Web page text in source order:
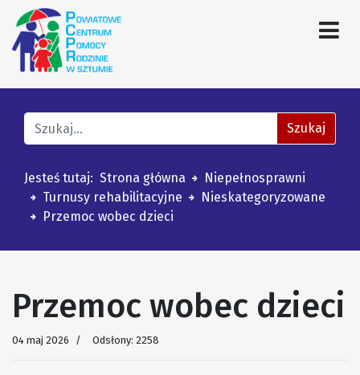
Jesteś tutaj: Strona główna
Niepełnosprawni
Turnusy rehabilitacyjne
Nieskategoryzowane
Przemoc wobec dzieci
Znajdź na stronie Szukaj
Przemoc wobec dzieci
04 maj 2026 Odsłony: 2258